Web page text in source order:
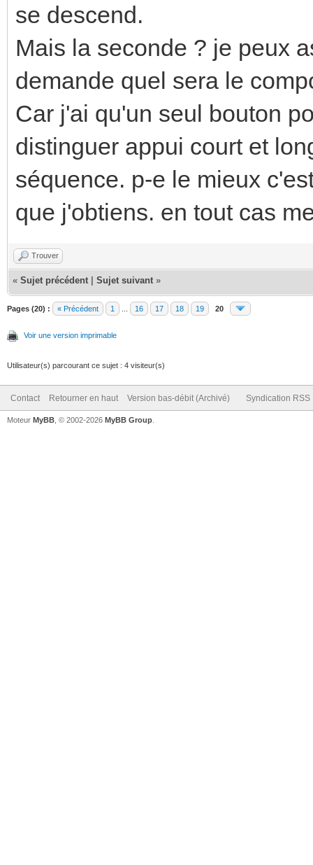
se descend.
Mais la seconde ? je peux
demande quel sera le
Car j'ai qu'un seul bouton
distinguer appui court et
séquence. p-e le mieux
que j'obtiens. en tout cas
Trouver
« Sujet précédent Sujet suivant »
Pages (20) : « Précédent 1 16 17 18 19 20
Voir une version imprimable
Utilisateur(s) parcourant ce sujet : 4 visiteur(s)
Contact Retourner en haut Version bas-débit (Archivé) Syndication RSS
Moteur MyBB , © 2002-2026 MyBB Group